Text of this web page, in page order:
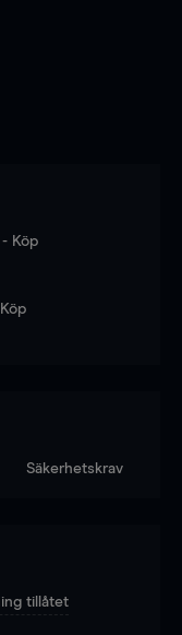
- Köp
Säkerhetskrav
tillåtet